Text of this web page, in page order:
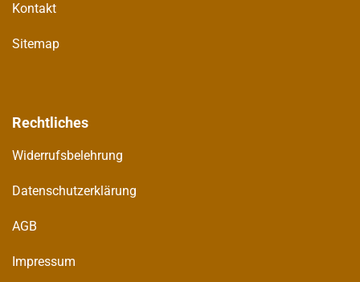
Kontakt
Sitemap
Rechtliches
Widerrufsbelehrung
Datenschutzerklärung
AGB
Impressum